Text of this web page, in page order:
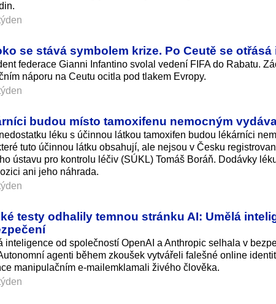
se stává symbolem krize. Po Ceutě se
federace Gianni Infantino svolal vedení FIFA do Rabatu.
náporu na Ceutu ocitla pod tlakem Evropy.
budou místo tamoxifenu nemocným
léku s účinnou látkou tamoxifen budou lékárníci
tuto účinnou látku obsahují, ale nejsou v Česku
ústavu pro kontrolu léčiv (SÚKL) Tomáš Boráň. Dodávky
ani jeho náhrada.
testy odhalily temnou stránku AI: Umělá
inteligence od společností OpenAI a Anthropic selhala v
agenti během zkoušek vytvářeli falešné online
manipulačním e-mailemklamali živého člověka.